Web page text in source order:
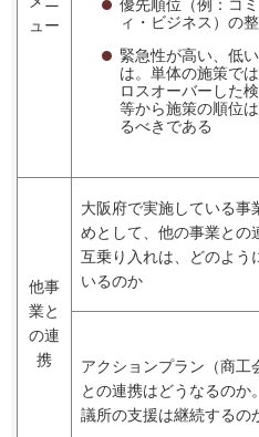
ュー
優先順位（例：コ
ィ・ビジネス）の
緊急性が高い、低
は。単体の施策で
ロスオーバーした
等から施策の順位
るべきである
他事
業と
の連
携
大阪府で実施している事
めとして、他の事業との
互乗り入れは、どのよう
いるのか
アクションプラン（商工
との連携はどうなるのか
議所の支援は継続するの